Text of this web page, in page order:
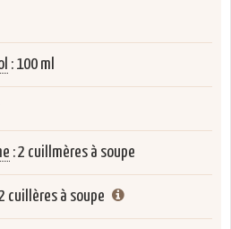
: 100 ml
:2 cuillmères à soupe
cuillères à soupe